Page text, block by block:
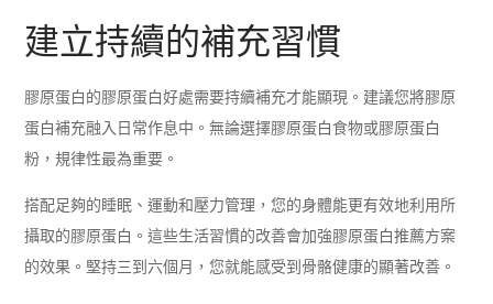
建立持續的補充習慣
膠原蛋白的膠原蛋白好處需要持續補充才能顯現。建議您將膠原
蛋白補充融入日常作息中。無論選擇膠原蛋白食物或膠原蛋白
粉，規律性最為重要。
搭配足夠的睡眠、運動和壓力管理，您的身體能更有效地利用所
攝取的膠原蛋白。這些生活習慣的改善會加強膠原蛋白推薦方案
的效果。堅持三到六個月，您就能感受到骨骼健康的顯著改善。